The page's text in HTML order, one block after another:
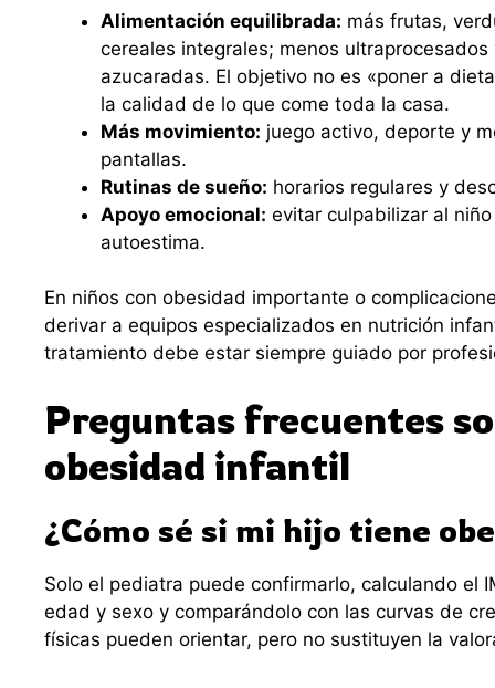
Alimentación equilibrada: más frutas,
cereales integrales; menos
azucaradas. El objetivo no es «poner a
la calidad de lo que come toda la casa.
Más movimiento: juego activo, deporte y
pantallas.
Rutinas de sueño: horarios regulares y
Apoyo emocional: evitar culpabilizar al
autoestima.
En niños con obesidad importante o
derivar a equipos especializados en nutrición
tratamiento debe estar siempre guiado por
Preguntas frecuentes
obesidad infantil
¿Cómo sé si mi hijo tiene
Solo el pediatra puede confirmarlo, calculando el
edad y sexo y comparándolo con las curvas de
físicas pueden orientar, pero no sustituyen la